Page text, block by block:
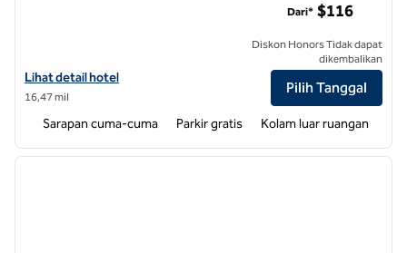
Lihat detail hotel untuk Hampton Inn & Suites by Hilton Charlotte
Lihat detail hotel
16,47 mil
Dari* $116
Diskon Honors Tidak dapat
dikembalikan
Pilih Tanggal
Sarapan cuma-cuma Parkir gratis Kolam luar ruangan
1 dari 12